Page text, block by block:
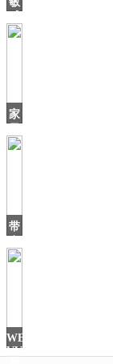
肌
些
好
家
出
么
办？
带
花
最
适
合
WEY
VV5